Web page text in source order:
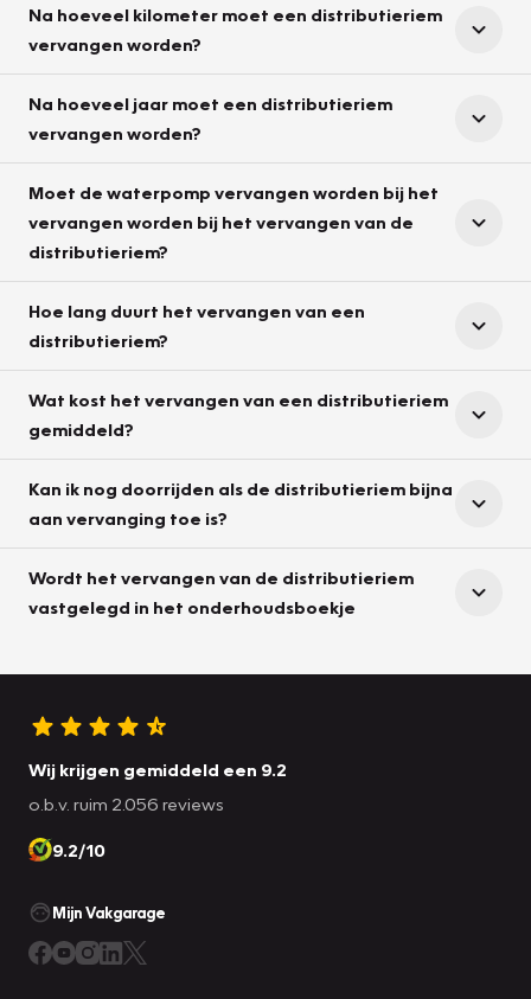
Na hoeveel kilometer moet een distributieriem
vervangen worden?
Na hoeveel jaar moet een distributieriem
vervangen worden?
Moet de waterpomp vervangen worden bij het
vervangen worden bij het vervangen van de
distributieriem?
Hoe lang duurt het vervangen van een
distributieriem?
Wat kost het vervangen van een distributieriem
gemiddeld?
Kan ik nog doorrijden als de distributieriem bijna
aan vervanging toe is?
Wordt het vervangen van de distributieriem
vastgelegd in het onderhoudsboekje
Wij krijgen gemiddeld een 9.2
o.b.v. ruim 2.056 reviews
9.2/10
Mijn Vakgarage